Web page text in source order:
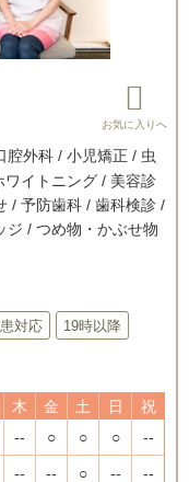
腔外科 / 小児矯正 / 虫
イトニング / 美容診
/ 予防歯科 / 歯科検診 /
ジ / つめ物・かぶせ物
対応 19時以降
木 金 土 日
祝
-- ○ ○ ○ --
-- -- ○ -- --